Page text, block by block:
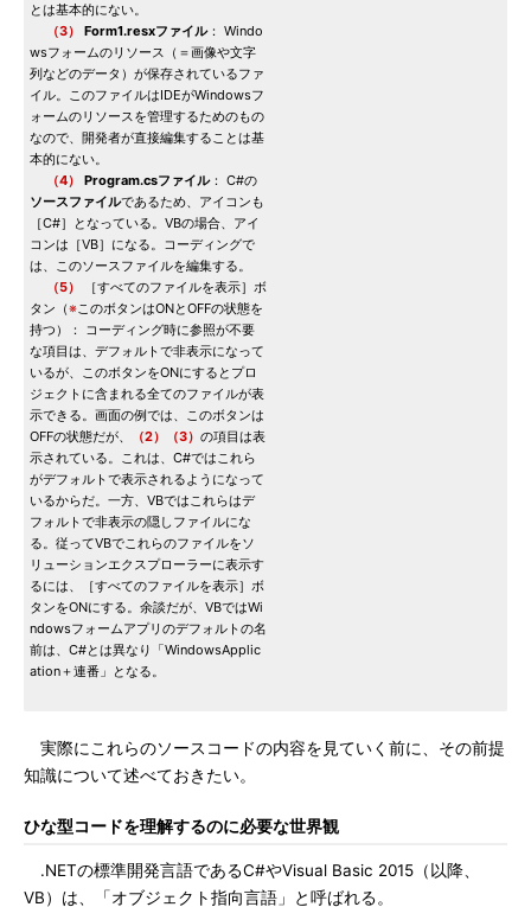
とは基本的にない。
（3）
Form1.resxファイル： Windo
wsフォームのリソース（＝画像や文字
列などのデータ）が保存されているファ
イル。このファイルはIDEがWindowsフ
ォームのリソースを管理するためのもの
なので、開発者が直接編集することは基
本的にない。
（4）
Program.csファイル： C#の
ソースファイルであるため、アイコンも
［C#］となっている。VBの場合、アイ
コンは［VB］になる。コーディングで
は、このソースファイルを編集する。
（5）
［すべてのファイルを表示］ボ
タン（※このボタンはONとOFFの状態を
持つ）： コーディング時に参照が不要
な項目は、デフォルトで非表示になって
いるが、このボタンをONにするとプロ
ジェクトに含まれる全てのファイルが表
示できる。画面の例では、このボタンは
OFFの状態だが、
（2） （3） の項目は表
示されている。これは、C#ではこれら
がデフォルトで表示されるようになって
いるからだ。一方、VBではこれらはデ
フォルトで非表示の隠しファイルにな
る。従ってVBでこれらのファイルをソ
リューションエクスプローラーに表示す
るには、［すべてのファイルを表示］ボ
タンをONにする。余談だが、VBではWi
ndowsフォームアプリのデフォルトの名
前は、C#とは異なり「WindowsApplic
ation＋連番」となる。
実際にこれらのソースコードの内容を見ていく前に、その前提
知識について述べておきたい。
ひな型コードを理解するのに必要な世界観
.NETの標準開発言語であるC#やVisual Basic 2015（以降、
VB）は、「オブジェクト指向言語」と呼ばれる。